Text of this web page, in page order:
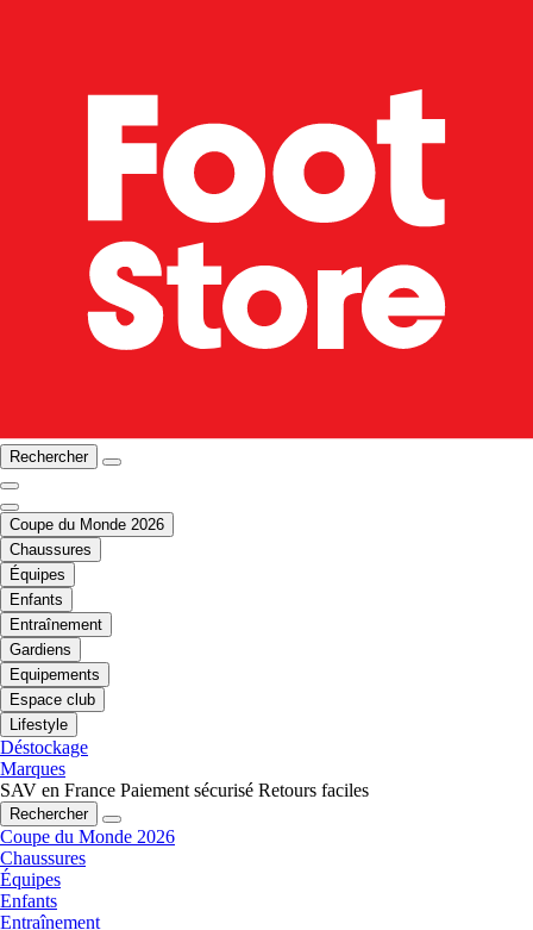
Rechercher
Coupe du Monde 2026
Chaussures
Équipes
Enfants
Entraînement
Gardiens
Equipements
Espace club
Lifestyle
Déstockage
Marques
SAV en France Paiement sécurisé Retours faciles
Rechercher
Coupe du Monde 2026
Chaussures
Équipes
Enfants
Entraînement